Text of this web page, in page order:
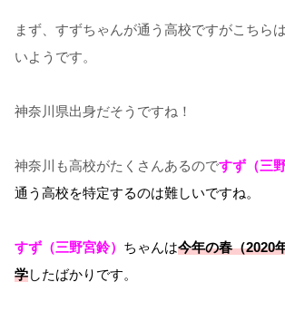
まず、すずちゃんが通う高校ですがこちら
いようです。
神奈川県出身だそうですね！
神奈川も高校がたくさんあるのですず（三
通う高校を特定するのは難しいですね。
すず（三野宮鈴） ちゃんは今年の春（2020
学したばかりです。